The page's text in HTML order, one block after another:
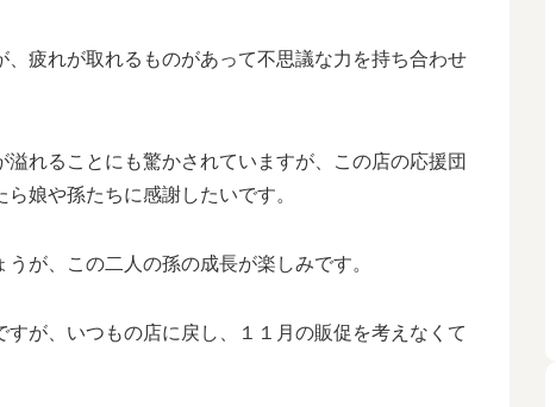
疲れが取れるものがあって不思議な力を持ち合わせ
れることにも驚かされていますが、この店の応援団
娘や孫たちに感謝したいです。
が、この二人の孫の成長が楽しみです。
が、いつもの店に戻し、１１月の販促を考えなくて